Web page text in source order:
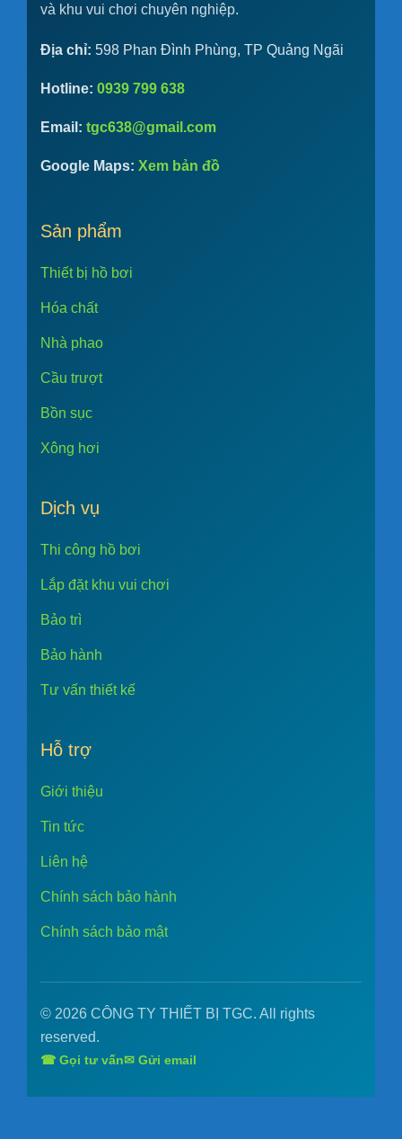
và khu vui chơi chuyên nghiệp.
Địa chỉ: 598 Phan Đình Phùng, TP Quảng Ngãi
Hotline: 0939 799 638
Email: tgc638@gmail.com
Google Maps: Xem bản đồ
Sản phẩm
Thiết bị hồ bơi
Hóa chất
Nhà phao
Cầu trượt
Bồn sục
Xông hơi
Dịch vụ
Thi công hồ bơi
Lắp đặt khu vui chơi
Bảo trì
Bảo hành
Tư vấn thiết kế
Hỗ trợ
Giới thiệu
Tin tức
Liên hệ
Chính sách bảo hành
Chính sách bảo mật
© 2026 CÔNG TY THIẾT BỊ TGC. All rights
reserved.
☎ Gọi tư vấn✉ Gửi email